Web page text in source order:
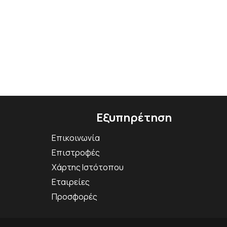
Εξυπηρέτηση
Επικοινωνία
Επιστροφές
Χάρτης Ιστότοπου
Εταιρείες
Προσφορές